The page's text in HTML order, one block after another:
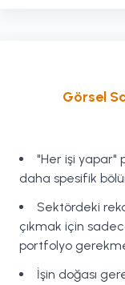
Görsel
"Her işi yapar"
daha spesifik
Sektördeki
çıkmak için
portfolyo
İşin doğası